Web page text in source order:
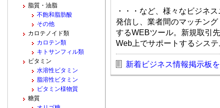
・・・など、様々なビジネ
発信し、業者間のマッチン
するWEBツール。新規取引
Web上でサポートするシス
新着ビジネス情報掲示板
脂質・油脂
不飽和脂肪酸
その他
カロテノイド類
カロテン類
キトサンフィル類
ビタミン
水溶性ビタミン
脂溶性ビタミン
ビタミン様物質
糖質